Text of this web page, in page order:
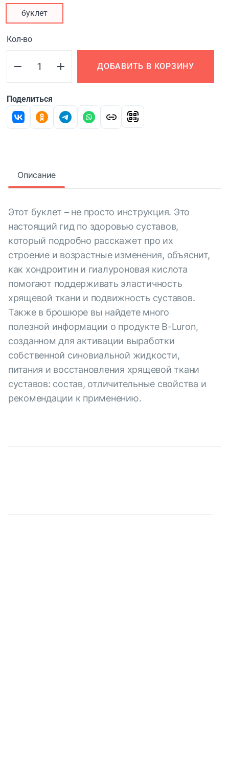
буклет
Кол-во
ДОБАВИТЬ В КОРЗИНУ
Поделиться
Описание
Этот буклет – не просто инструкция. Это
настоящий гид по здоровью суставов,
который подробно расскажет про их
строение и возрастные изменения, объяснит,
как хондроитин и гиалуроновая кислота
помогают поддерживать эластичность
хрящевой ткани и подвижность суставов.
Также в брошюре вы найдете много
полезной информации о продукте B-Luron,
созданном для активации выработки
собственной синовиальной жидкости,
питания и восстановления хрящевой ткани
суставов: состав, отличительные свойства и
рекомендации к применению.